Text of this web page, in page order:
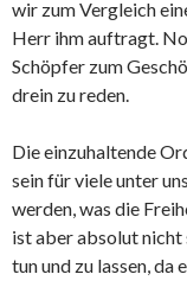
wir zum Vergleich
Herr ihm auftragt.
Schöpfer zum
drein zu reden.
Die einzuhaltende
sein für viele unter
werden, was die
ist aber absolut
tun und zu lassen, da